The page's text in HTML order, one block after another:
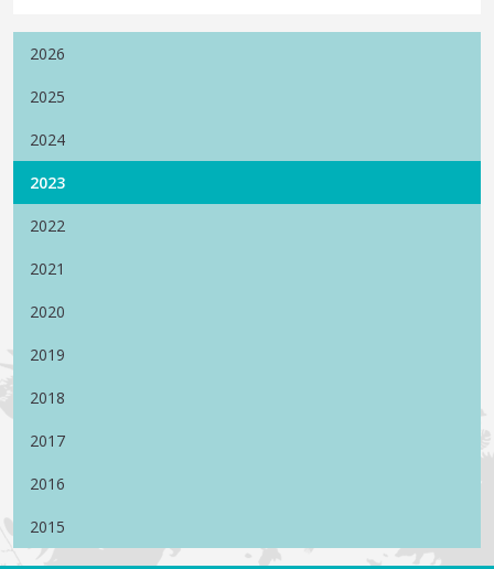
2026
2025
2024
2023
2022
2021
2020
2019
2018
2017
2016
2015